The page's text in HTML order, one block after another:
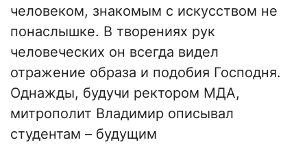
человеком, знакомым с искусством не
понаслышке. В творениях рук
человеческих он всегда видел
отражение образа и подобия Господня.
Однажды, будучи ректором МДА,
митрополит Владимир описывал
студентам – будущим